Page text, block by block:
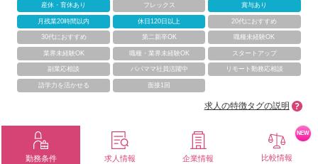
産休・育休あり フレックス 賞与あり
月残業20時間以内 休日120日以上 20代におすすめ
30代におすすめ 第二新卒OK 職種未経験OK
業界未経験OK 職種・業界未経験OK スタートアップ
副業応相談 パパママ社員活躍中 リモート勤務応相談
語学力を活かせる 面接1回
求人の特徴タグの説明
勤務条件 求人情報 企業情報 比較情報
NEW